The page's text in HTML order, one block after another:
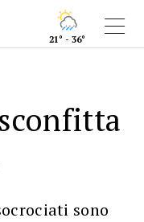
21° - 36°
sono